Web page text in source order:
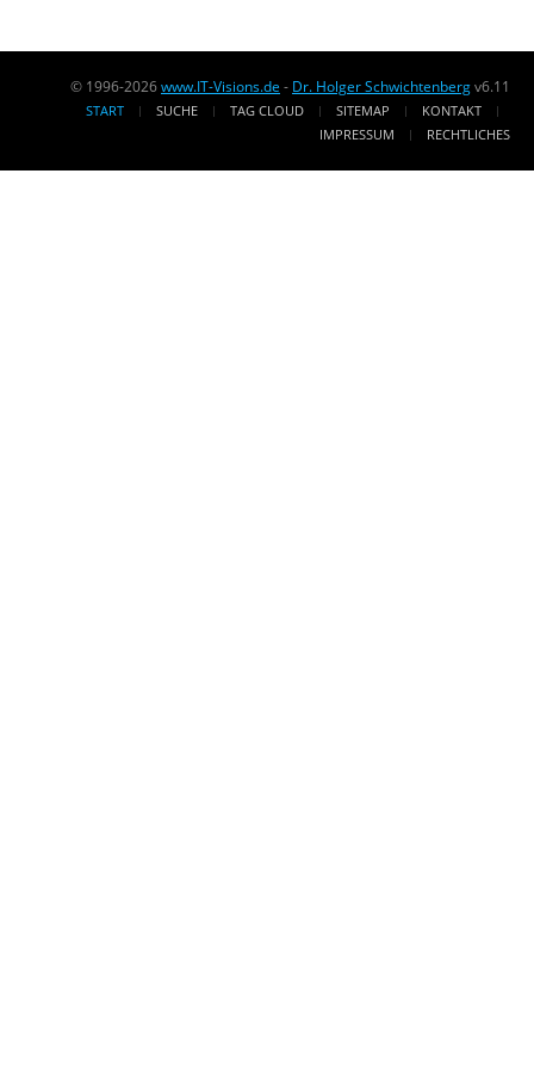
© 1996-2026www.IT-Visions.de - Dr. Holger Schwichtenbergv6.11
START SUCHE TAG CLOUD SITEMAP
KONTAKT
IMPRESSUM
RECHTLICHES